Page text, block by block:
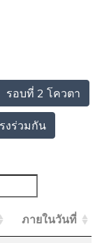
รอบที่ 2 โควตา
งร่วมกัน
ภายในวันที่